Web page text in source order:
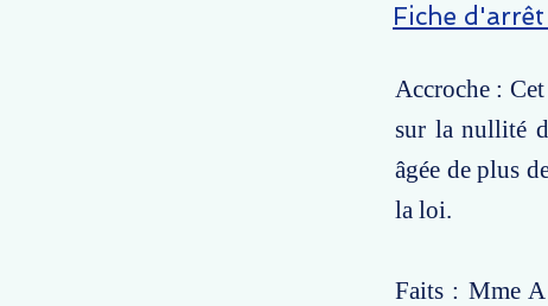
Fiche
Accroche :
sur la nullité
âgée de plus
la loi.
Faits : Mme